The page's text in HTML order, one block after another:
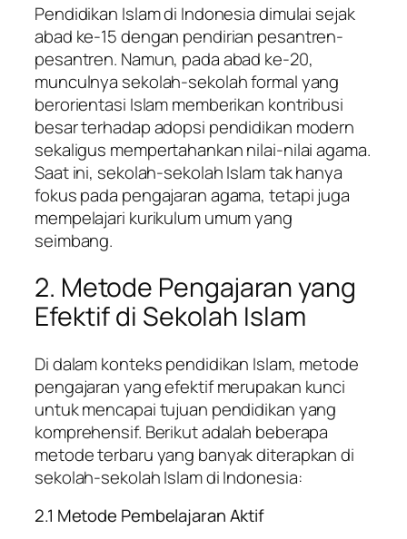
Pendidikan Islam di Indonesia dimulai sejak
abad ke-15 dengan pendirian pesantren-
pesantren. Namun, pada abad ke-20,
munculnya sekolah-sekolah formal yang
berorientasi Islam memberikan kontribusi
besar terhadap adopsi pendidikan modern
sekaligus mempertahankan nilai-nilai agama.
Saat ini, sekolah-sekolah Islam tak hanya
fokus pada pengajaran agama, tetapi juga
mempelajari kurikulum umum yang
seimbang.
2. Metode Pengajaran yang
Efektif di Sekolah Islam
Di dalam konteks pendidikan Islam, metode
pengajaran yang efektif merupakan kunci
untuk mencapai tujuan pendidikan yang
komprehensif. Berikut adalah beberapa
metode terbaru yang banyak diterapkan di
sekolah-sekolah Islam di Indonesia:
2.1 Metode Pembelajaran Aktif